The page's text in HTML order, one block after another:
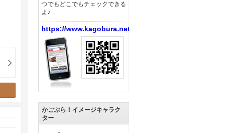
つでもどこでもチェックできる
よ♪
https://www.kagobura.net/
かごぶら！イメージキャラク
ター